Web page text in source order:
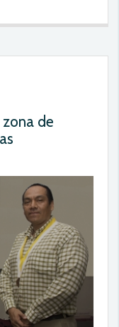
de